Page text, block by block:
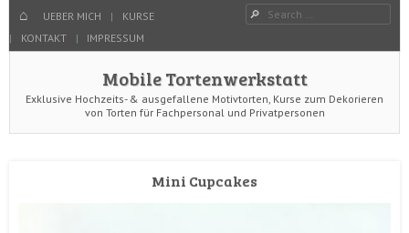
HOME
Menu
SKIP TO CONTENT
UEBER MICH
KURSE
KONTAKT
IMPRESSUM
Search
Mobile Tortenwerkstatt
Exklusive Hochzeits- & ausgefallene Motivtorten, Kurse zum Dekorieren
von Torten für Fachpersonal und Privatpersonen
Mini Cupcakes